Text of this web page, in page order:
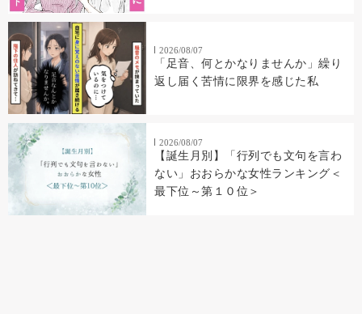
2026/08/07
「足音、何とかなりませんか」繰り
返し届く苦情に限界を感じた私
2026/08/07
【誕生月別】「行列でも文句を言わ
ない」おおらかな女性ランキング＜
最下位～第１０位＞